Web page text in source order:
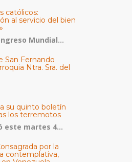
católicos:
al servicio del bien
Mundial...
San Fernando
Ntra. Sra. del
su quinto boletín
los terremotos
este martes 4...
por la
contemplativa,